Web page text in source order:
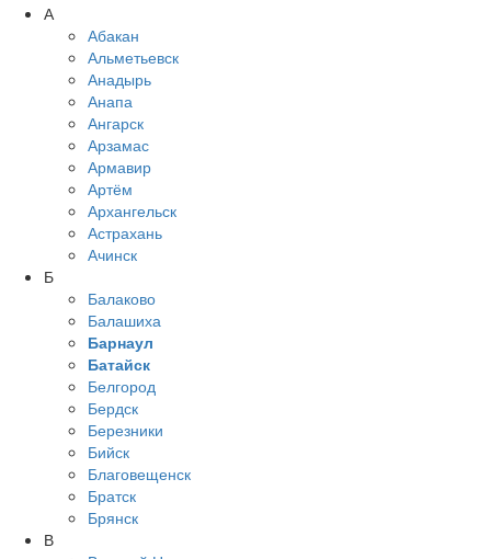
А
Абакан
Альметьевск
Анадырь
Анапа
Ангарск
Арзамас
Армавир
Артём
Архангельск
Астрахань
Ачинск
Б
Балаково
Балашиха
Барнаул
Батайск
Белгород
Бердск
Березники
Бийск
Благовещенск
Братск
Брянск
В